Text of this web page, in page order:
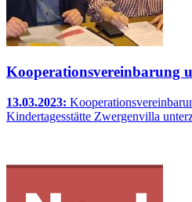
Kooperationsvereinbarung
13.03.2023:
Kindertagesstätte Zwergenvilla